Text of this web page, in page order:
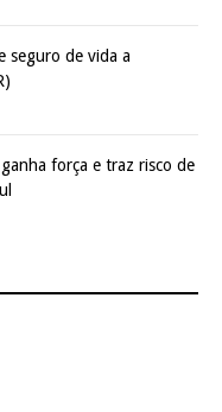
seguro de vida a
força e traz risco de